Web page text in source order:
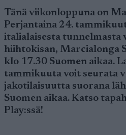
Tänä viikonloppuna on
Perjantaina 24.
italialaisesta tunnelmasta
hiihtokisan, Marcialonga
klo 17.30 Suomen aikaa.
tammikuuta voit seurata
jakotilaisuutta suorana
Suomen aikaa. Katso
Play:ssä!